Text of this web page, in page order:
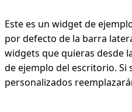
Este es un widget de
por defecto de la barra
widgets que quieras desde
de ejemplo del escritorio. Si
personalizados